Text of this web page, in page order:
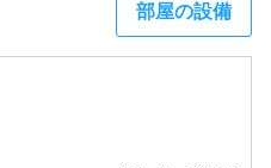
部屋の設備